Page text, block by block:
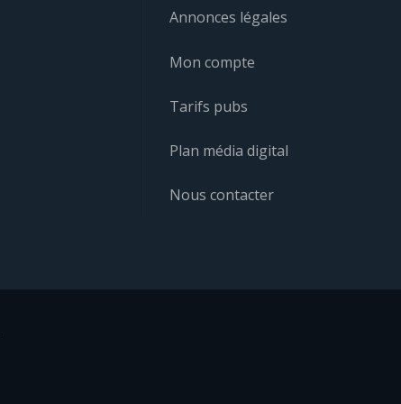
Annonces légales
Mon compte
Tarifs pubs
Plan média digital
Nous contacter